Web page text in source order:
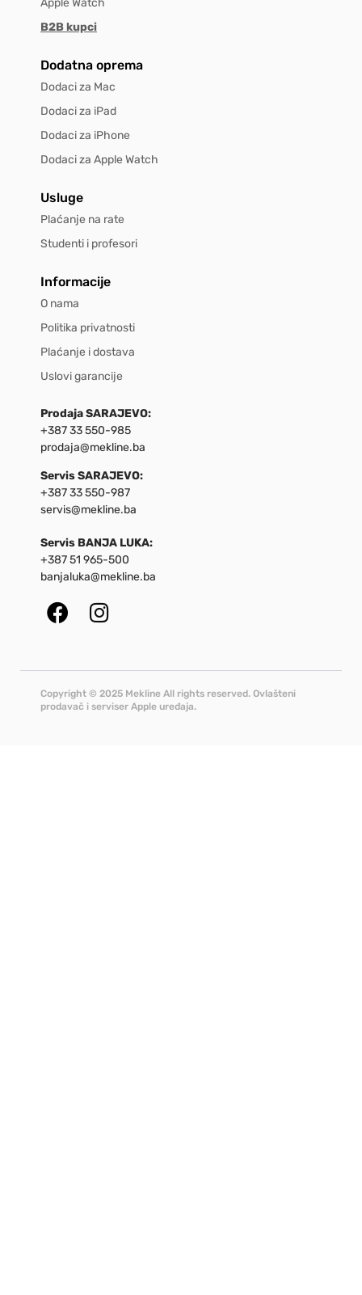
B2B kupci
Dodatna oprema
Dodaci za Mac
Dodaci za iPad
Dodaci za iPhone
Dodaci za Apple Watch
Usluge
Plaćanje na rate
Studenti i profesori
Informacije
O nama
Politika privatnosti
Plaćanje i dostava
Uslovi garancije
Prodaja SARAJEVO:
+387 33 550-985
prodaja@mekline.ba
Servis SARAJEVO:
+387 33 550-987
servis@mekline.ba
Servis BANJA LUKA:
+387 51 965-500
banjaluka@mekline.ba
Copyright © 2025 Mekline All rights reserved. Ovlašteni
prodavač i serviser Apple uređaja.